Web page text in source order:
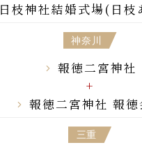
日枝神社結婚式場(日枝
神奈川
報徳二宮神社
報徳二宮神社 報徳
三重